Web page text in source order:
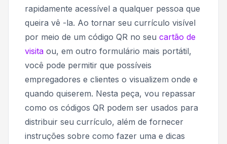
rapidamente acessível a qualquer pessoa que
queira vê -la. Ao tornar seu currículo visível
por meio de um código QR no seu cartão de
visita ou, em outro formulário mais portátil,
você pode permitir que possíveis
empregadores e clientes o visualizem onde e
quando quiserem. Nesta peça, vou repassar
como os códigos QR podem ser usados ​​para
distribuir seu currículo, além de fornecer
instruções sobre como fazer uma e dicas